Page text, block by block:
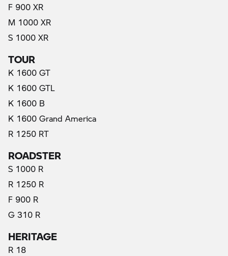
F 900 XR
M 1000 XR
S 1000 XR
TOUR
K 1600 GT
K 1600 GTL
K 1600 B
K 1600 Grand America
R 1250 RT
ROADSTER
S 1000 R
R 1250 R
F 900 R
G 310 R
HERITAGE
R 18